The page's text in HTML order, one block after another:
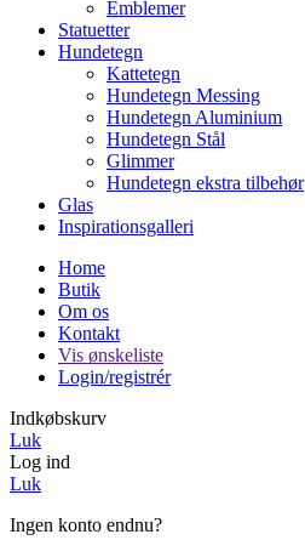
Emblemer
Statuetter
Hundetegn
Kattetegn
Hundetegn Messing
Hundetegn Aluminium
Hundetegn Stål
Glimmer
Hundetegn ekstra tilbehør
Glas
Inspirationsgalleri
Home
Butik
Om os
Kontakt
Vis ønskeliste
Login/registrér
Indkøbskurv
Luk
Log ind
Luk
Ingen konto endnu?